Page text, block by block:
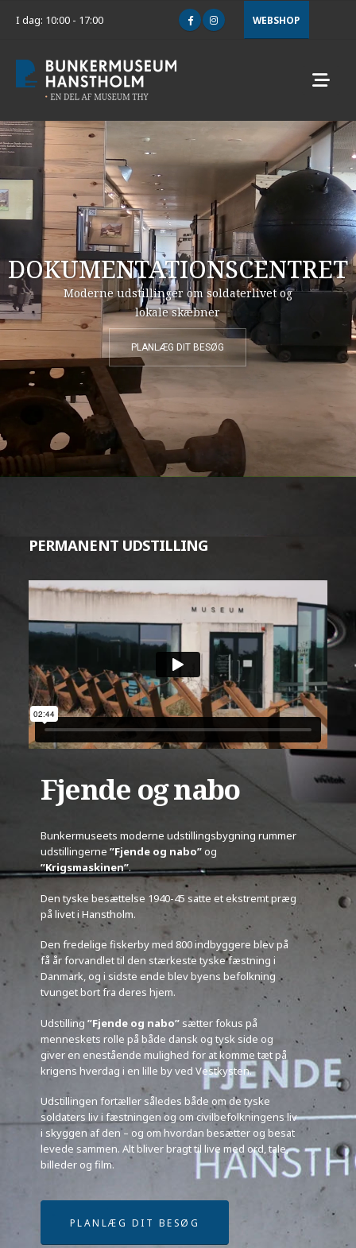
I dag: 10:00 - 17:00 WEBSHOP
DOKUMENTATIONSCENTRET
PLANLÆG DIT BESØG
Moderne udstillinger om soldaterlivet og
lokale skæbner
PERMANENT UDSTILLING
Fjende og nabo
Bunkermuseets moderne udstillingsbygning rummer
udstillingerne ”Fjende og nabo”og
”Krigsmaskinen”.
Den tyske besættelse 1940-45 satte et ekstremt præg
på livet i Hanstholm.
Den fredelige fiskerby med 800 indbyggere blev på
få år forvandlet til den stærkeste tyske fæstning i
Danmark, og i sidste ende blev byens befolkning
tvunget bort fra deres hjem.
Udstilling ”Fjende og nabo” sætter fokus på
menneskets rolle på både dansk og tysk side og
giver en enestående mulighed for at komme tæt på
krigens hverdag i en lille by ved Vestkysten.
Udstillingen fortæller således både om de tyske
soldaters liv i fæstningen og om civilbefolkningens liv
i skyggen af den – og om hvordan besætter og besat
levede sammen. Alt bliver bragt til live med ord, tale,
billeder og film.
PLANLÆG DIT BESØG